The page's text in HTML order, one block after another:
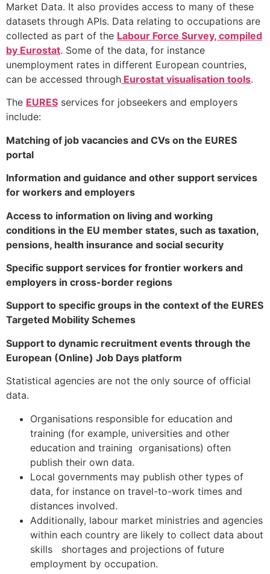
Market Data. It also provides access to many of these
datasets through APIs. Data relating to occupations are
collected as part of the Labour Force Survey, compiled
by Eurostat. Some of the data, for instance
unemployment rates in different European countries,
can be accessed through Eurostat visualisation tools.
The EURES services for jobseekers and employers
include:
Matching of job vacancies and CVs on the EURES
portal
Information and guidance and other support services
for workers and employers
Access to information on living and working
conditions in the EU member states, such as taxation,
pensions, health insurance and social security
Specific support services for frontier workers and
employers in cross-border regions
Support to specific groups in the context of the EURES
Targeted Mobility Schemes
Support to dynamic recruitment events through the
European (Online) Job Days platform
Statistical agencies are not the only source of official
data.
Organisations responsible for education and
training (for example, universities and other
education and training organisations) often
publish their own data.
Local governments may publish other types of
data, for instance on travel-to-work times and
distances involved.
Additionally, labour market ministries and agencies
within each country are likely to collect data about
skills shortages and projections of future
employment by occupation.